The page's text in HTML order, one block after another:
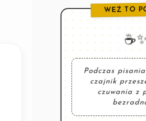
WEŹ TO
Podczas
czajnik
czuwania z